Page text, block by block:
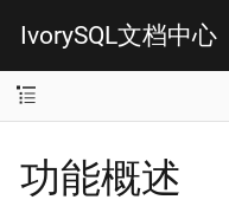
IvorySQL文档中心
功能概述